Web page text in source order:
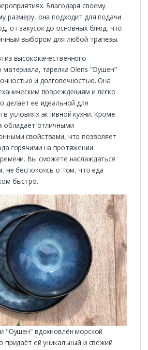
Благодаря своему
размеру, она подходит для подачи
от закусок до основных блюд, что
выбором для любой трапезы.
из высококачественного
материала, тарелка Olens "Оушен"
и долговечностью. Она
повреждениям и легко
делает её идеальной для
в условиях активной кухни. Кроме
обладает отличными
свойствами, что позволяет
горячими на протяжении
Вы сможете наслаждаться
не беспокоясь о том, что еда
быстро.
"Оушен" вдохновлён морской
придаёт ей уникальный и свежий